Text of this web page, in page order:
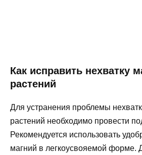
Как исправить нехватку
растений
Для устранения проблемы
растений необходимо провести
Рекомендуется использовать
магний в легкоусвояемой форме.